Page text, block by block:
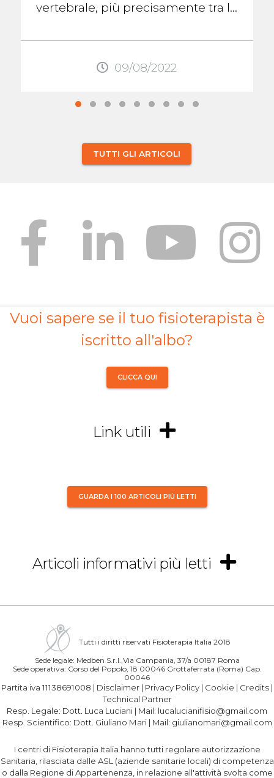
vertebrale, più precisamente tra le
quello ...
09/08/2022
TUTTI GLI ARTICOLI
Vuoi sapere se il tuo fisioterapista è
iscritto all'albo?
CLICCA QUI
Link utili
GUARDA I 100 ARTICOLI PIÙ LETTI
Articoli informativi più letti
Tutti i diritti riservati Fisioterapia Italia 2018
Sede legale: Medben S.r.l.,Via Campania, 37/a 00187 Roma
Sede operativa: Corso del Popolo, 18 00046 Grottaferrata (Roma) Cap.
00046
Partita iva 11138691008 | Disclaimer | Privacy Policy | Cookie | Credits |
Technical Partner
Resp. Legale: Dott. Luca Luciani | Mail: lucalucianifisio@gmail.com
Resp. Scientifico: Dott. Giuliano Mari| Mail: giulianomari@gmail.com
I centri di Fisioterapia Italia hanno tutti regolare autorizzazione
Sanitaria, rilasciata dalle ASL (aziende sanitarie locali) di competenza
o dalla Regione di Appartenenza, in relazione all'attività svolta come